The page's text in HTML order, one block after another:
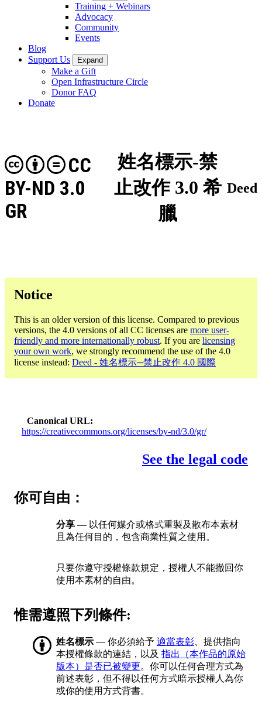
Training + Webinars
Advocacy
Community
Events
Blog
Support Us
Expand
Make a Gift
Open Infrastructure Circle
Donor FAQ
Donate
姓名標示-禁
止改作 3.0 希
臘
CC
BY-ND 3.0
GR
Deed
Notice
This is an older version of this license. Compared to previous
versions, the 4.0 versions of all CC licenses are more user-
friendly and more internationally robust. If you are licensing
your own work, we strongly recommend the use of the 4.0
license instead: Deed - 姓名標示─禁止改作 4.0 國際
Canonical URL
https://creativecommons.org/licenses/by-nd/3.0/gr/
See the legal code
你可自由：
分享 — 以任何媒介或格式重製及散布本素材
且為任何目的，包含商業性質之使用。
只要你遵守授權條款規定，授權人不能撤回你
使用本素材的自由。
惟需遵照下列條件:
姓名標示 — 你必須給予 適當表彰 、提供指向
本授權條款的連結，以及 指出（本作品的原始
版本）是否已被變更。你可以任何合理方式為
前述表彰，但不得以任何方式暗示授權人為你
或你的使用方式背書。